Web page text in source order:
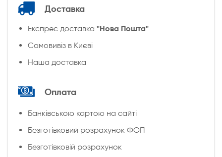
Доставка
Експрес доставка "Нова Пошта"
Cамовивіз в Києві
Наша доставка
Оплата
Банківською картою на сайті
Безготівковий розрахунок ФОП
Безготівковій розрахунок